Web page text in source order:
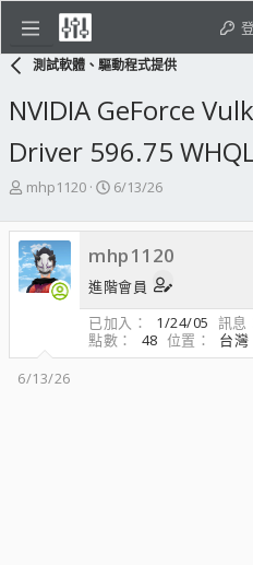
測試軟體、驅動程式提供
NVIDIA GeForce
Driver 596.75
主
發
起
人
mhp1120
開
日
期
6/13/26
mhp1120
進階會員
已加入
1/24/05 訊息
點數
48 位置 台灣
6/13/26